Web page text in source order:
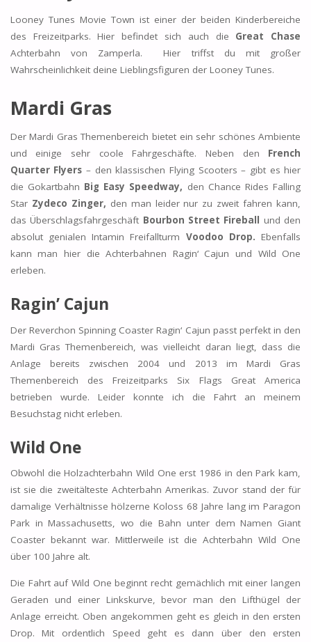
Looney Tunes Movie Town ist einer der beiden Kinderbereiche
des Freizeitparks. Hier befindet sich auch die Great Chase
Achterbahn von Zamperla. Hier triffst du mit großer
Wahrscheinlichkeit deine Lieblingsfiguren der Looney Tunes.
Mardi Gras
Der Mardi Gras Themenbereich bietet ein sehr schönes Ambiente
und einige sehr coole Fahrgeschäfte. Neben den French
Quarter Flyers – den klassischen Flying Scooters – gibt es hier
die Gokartbahn Big Easy Speedway, den Chance Rides Falling
Star Zydeco Zinger, den man leider nur zu zweit fahren kann,
das Überschlagsfahrgeschäft Bourbon Street Fireball und den
absolut genialen Intamin Freifallturm Voodoo Drop. Ebenfalls
kann man hier die Achterbahnen Ragin‘ Cajun und Wild One
erleben.
Ragin’ Cajun
Der Reverchon Spinning Coaster Ragin‘ Cajun passt perfekt in den
Mardi Gras Themenbereich, was vielleicht daran liegt, dass die
Anlage bereits zwischen 2004 und 2013 im Mardi Gras
Themenbereich des Freizeitparks Six Flags Great America
betrieben wurde. Leider konnte ich die Fahrt an meinem
Besuchstag nicht erleben.
Wild One
Obwohl die Holzachterbahn Wild One erst 1986 in den Park kam,
ist sie die zweitälteste Achterbahn Amerikas. Zuvor stand der für
damalige Verhältnisse hölzerne Koloss 68 Jahre lang im Paragon
Park in Massachusetts, wo die Bahn unter dem Namen Giant
Coaster bekannt war. Mittlerweile ist die Achterbahn Wild One
über 100 Jahre alt.
Die Fahrt auf Wild One beginnt recht gemächlich mit einer langen
Geraden und einer Linkskurve, bevor man den Lifthügel der
Anlage erreicht. Oben angekommen geht es gleich in den ersten
Drop. Mit ordentlich Speed geht es dann über den ersten